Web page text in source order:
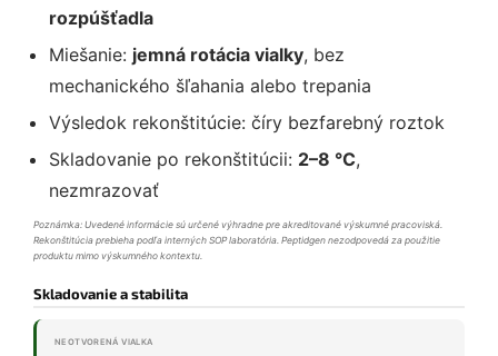
rozpúšťadla
Miešanie: jemná rotácia vialky, bez
mechanického šľahania alebo trepania
Výsledok rekonštitúcie: číry bezfarebný roztok
Skladovanie po rekonštitúcii: 2–8 °C,
nezmrazovať
Poznámka: Uvedené informácie sú určené výhradne pre akreditované výskumné pracoviská.
Rekonštitúcia prebieha podľa interných SOP laboratória. Peptidgen nezodpovedá za použitie
produktu mimo výskumného kontextu.
Skladovanie a stabilita
NEOTVORENÁ VIALKA